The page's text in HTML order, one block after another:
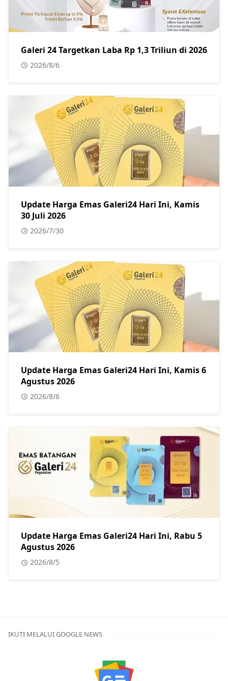
Galeri 24 Targetkan Laba Rp 1,3 Triliun di 2026
2026/8/6
Update Harga Emas Galeri24 Hari Ini, Kamis
30 Juli 2026
2026/7/30
Update Harga Emas Galeri24 Hari Ini, Kamis 6
Agustus 2026
2026/8/6
Update Harga Emas Galeri24 Hari Ini, Rabu 5
Agustus 2026
2026/8/5
IKUTI MELALUI GOOGLE NEWS